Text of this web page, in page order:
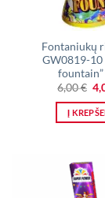
Fontaniukų
GW0819-10
6,00€
Į